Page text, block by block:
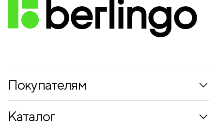
Покупателям
Каталог